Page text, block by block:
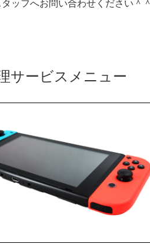
ッフへお問い合わせください＾＾
サービスメニュー